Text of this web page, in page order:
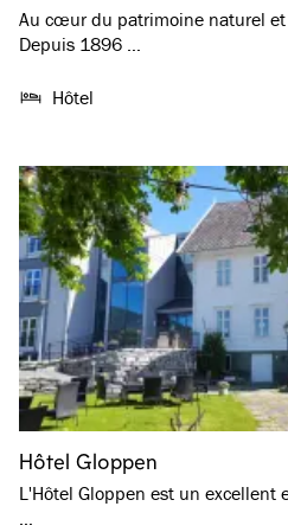
Au cœur du patrimoine naturel et
Depuis 1896 …
Hôtel
Hôtel Gloppen
L'Hôtel Gloppen est un excellent
…